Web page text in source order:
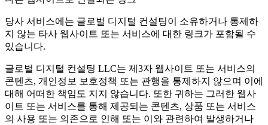
당사 서비스에는 글로벌 디지털 컨설팅이 소유하거나 통제하
지 않는 타사 웹사이트 또는 서비스에 대한 링크가 포함될 수
있습니다.
글로벌 디지털 컨설팅 LLC는 제3자 웹사이트 또는 서비스의
콘텐츠, 개인정보 보호정책 또는 관행을 통제하지 않으며 이에
대해 어떠한 책임도 지지 않습니다. 또한 귀하는 그러한 웹사
이트 또는 서비스를 통해 제공되는 콘텐츠, 상품 또는 서비스
의 사용 또는 의존으로 인해 또는 이와 관련하여 발생하거나